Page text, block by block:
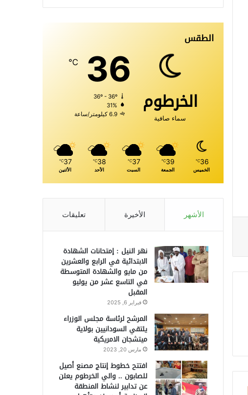
الطقس
الخرطوم
سماء صافية
36
℃
36º - 36º
31%
6.9 كيلومتر/ساعة
36
℃
الخميس
39
℃
الجمعة
37
℃
السبت
38
℃
الأحد
37
℃
الأثنين
الأشهر الأخيرة تعليقات
نهر النيل : إمتحانات الشهادة
الابتدائية في الرابع والعشرين
من مايو والشهادة المتوسطة
في التاسع عشر من يوليو
المقبل
فبراير 6, 2025
المرشح لرئاسة مجلس الوزراء
يلتقي السودانيين بولاية
ميتشجان الامريكية
مارس 20, 2023
افتتح خطوط إنتاج مصنع أصيل
للصابون .. والي الخرطوم يعلن
عن تدابير لنشاط المنطقة